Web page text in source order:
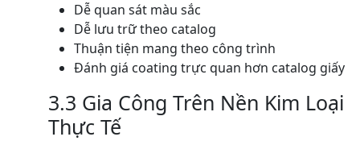
Dễ quan sát màu sắc
Dễ lưu trữ theo catalog
Thuận tiện mang theo công trình
Đánh giá coating trực quan hơn catalog giấy
3.3 Gia Công Trên Nền Kim Loại
Thực Tế